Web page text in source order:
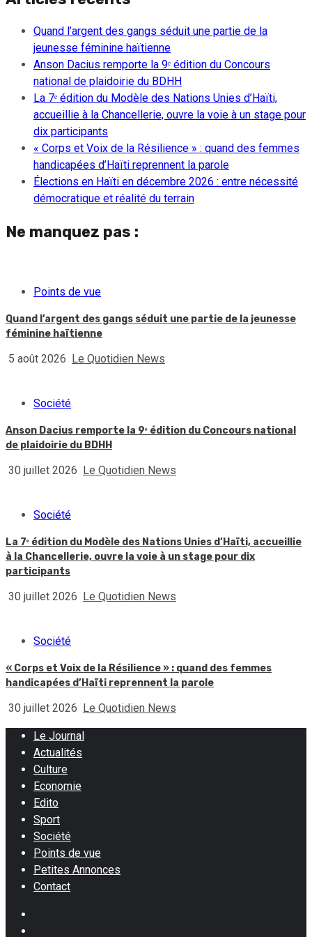
Quand l’argent des gangs séduit une partie de la
jeunesse féminine haïtienne
Anson Dacius remporte la 9ᵉ édition du Concours
national de plaidoirie du BDHH
La 7ᵉ édition du Modèle des Nations Unies d’Haïti,
accueillie à la Chancellerie, ouvre la voie à un stage pour
dix participants
« Corps et Voix de la Résilience » : quand des femmes
handicapées d’Haïti reprennent la parole
Élections en Haïti en décembre 2026 : entre nécessité
démocratique et réalité du terrain
Ne manquez pas :
Points de vue
Quand l’argent des gangs séduit une partie de la jeunesse
féminine haïtienne
5 août 2026 Le Quotidien News
Société
Anson Dacius remporte la 9ᵉ édition du Concours national
de plaidoirie du BDHH
30 juillet 2026 Le Quotidien News
Société
La 7ᵉ édition du Modèle des Nations Unies d’Haïti, accueillie
à la Chancellerie, ouvre la voie à un stage pour dix
participants
30 juillet 2026 Le Quotidien News
Société
« Corps et Voix de la Résilience » : quand des femmes
handicapées d’Haïti reprennent la parole
30 juillet 2026 Le Quotidien News
Le Journal
Actualités
Culture
Economie
Edito
Sport
Société
Points de vue
Petites Annonces
Contact